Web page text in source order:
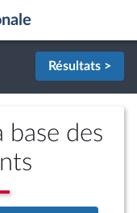
Résultats >
base des